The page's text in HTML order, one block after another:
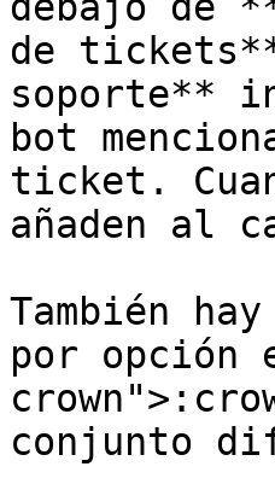
de
soporte**
bot
ticket.
añaden al
También
por opción
conjunto